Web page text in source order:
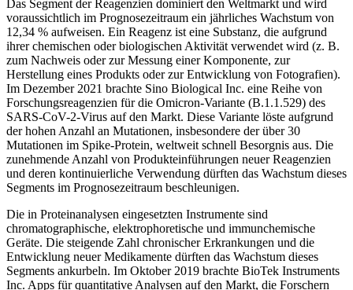
Das Segment der Reagenzien dominiert den Weltmarkt und wird
voraussichtlich im Prognosezeitraum ein jährliches Wachstum von
12,34 % aufweisen. Ein Reagenz ist eine Substanz, die aufgrund
ihrer chemischen oder biologischen Aktivität verwendet wird (z. B.
zum Nachweis oder zur Messung einer Komponente, zur
Herstellung eines Produkts oder zur Entwicklung von Fotografien).
Im Dezember 2021 brachte Sino Biological Inc. eine Reihe von
Forschungsreagenzien für die Omicron-Variante (B.1.1.529) des
SARS-CoV-2-Virus auf den Markt. Diese Variante löste aufgrund
der hohen Anzahl an Mutationen, insbesondere der über 30
Mutationen im Spike-Protein, weltweit schnell Besorgnis aus. Die
zunehmende Anzahl von Produkteinführungen neuer Reagenzien
und deren kontinuierliche Verwendung dürften das Wachstum dieses
Segments im Prognosezeitraum beschleunigen.
Die in Proteinanalysen eingesetzten Instrumente sind
chromatographische, elektrophoretische und immunchemische
Geräte. Die steigende Zahl chronischer Erkrankungen und die
Entwicklung neuer Medikamente dürften das Wachstum dieses
Segments ankurbeln. Im Oktober 2019 brachte BioTek Instruments
Inc. Apps für quantitative Analysen auf den Markt, die Forschern